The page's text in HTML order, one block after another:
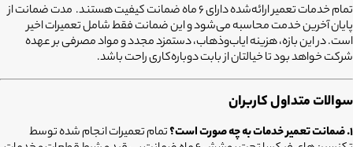
تمام خدمات تعمیر ارائه‌شده دارای ۶ ماه ضمانت کیفیت هستند. مدت ضمانت از
پایان آخرین خدمت محاسبه می‌شود و این ضمانت فقط شامل تعمیرات اخیر
است. در این بازه، هزینه ایاب‌وذهاب، دستمزد مجدد و مواد مصرفی بر عهده
شرکت خواهد بود تا خیالتان از بابت دوباره‌کاری راحت باشد.
سوالات متداول کاربران
۱. ضمانت تعمیر خدمات به چه صورت است؟
تمام تعمیرات انجام شده توسط